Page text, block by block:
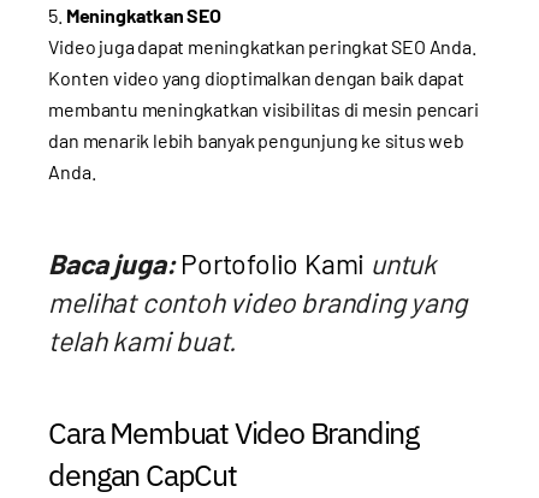
Meningkatkan SEO
Video juga dapat meningkatkan peringkat SEO Anda.
Konten video yang dioptimalkan dengan baik dapat
membantu meningkatkan visibilitas di mesin pencari
dan menarik lebih banyak pengunjung ke situs web
Anda.
Baca juga: Portofolio Kami untuk
melihat contoh video branding yang
telah kami buat.
Cara Membuat Video Branding
dengan CapCut